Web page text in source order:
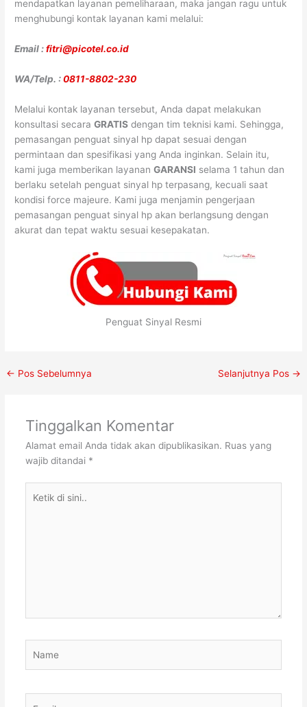
mendapatkan layanan pemeliharaan, maka jangan ragu untuk
menghubungi kontak layanan kami melalui:
Email :fitri@picotel.co.id
WA/Telp. :0811-8802-230
Melalui kontak layanan tersebut, Anda dapat melakukan
konsultasi secaraGRATIS dengan tim teknisi kami. Sehingga,
pemasangan penguat sinyal hp dapat sesuai dengan
permintaan dan spesifikasi yang Anda inginkan. Selain itu,
kami juga memberikan layananGARANSI selama 1 tahun dan
berlaku setelah penguat sinyal hp terpasang, kecuali saat
kondisi force majeure. Kami juga menjamin pengerjaan
pemasangan penguat sinyal hp akan berlangsung dengan
akurat dan tepat waktu sesuai kesepakatan.
Penguat Sinyal Resmi
← Pos Sebelumnya Selanjutnya Pos →
Tinggalkan Komentar
Alamat email Anda tidak akan dipublikasikan. Ruas yang
wajib ditandai *